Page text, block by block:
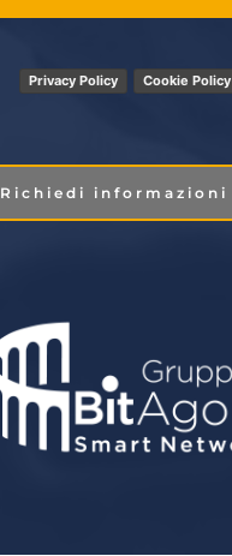
Privacy Policy Cookie Policy
Richiedi informazioni